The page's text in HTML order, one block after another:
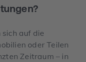
auf die
oder Teilen
Zeitraum – in